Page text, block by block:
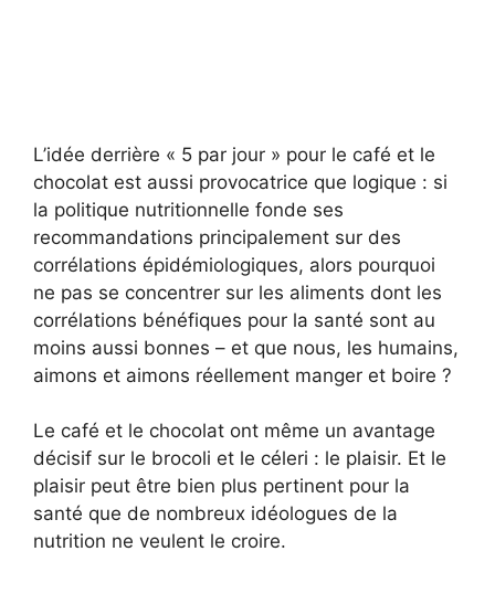
L’idée derrière « 5 par jour » pour le café et le
chocolat est aussi provocatrice que logique : si
la politique nutritionnelle fonde ses
recommandations principalement sur des
corrélations épidémiologiques, alors pourquoi
ne pas se concentrer sur les aliments dont les
corrélations bénéfiques pour la santé sont au
moins aussi bonnes – et que nous, les humains,
aimons et aimons réellement manger et boire ?
Le café et le chocolat ont même un avantage
décisif sur le brocoli et le céleri : le plaisir. Et le
plaisir peut être bien plus pertinent pour la
santé que de nombreux idéologues de la
nutrition ne veulent le croire.